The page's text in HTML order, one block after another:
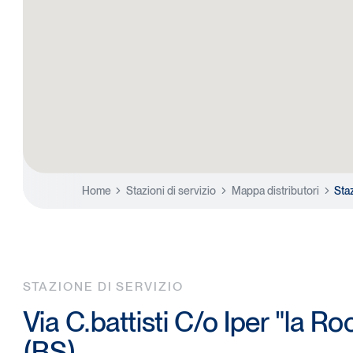
Home Stazioni di servizio Mappa distributori
STAZIONE DI SERVIZIO
Via C.battisti C/o Iper "la